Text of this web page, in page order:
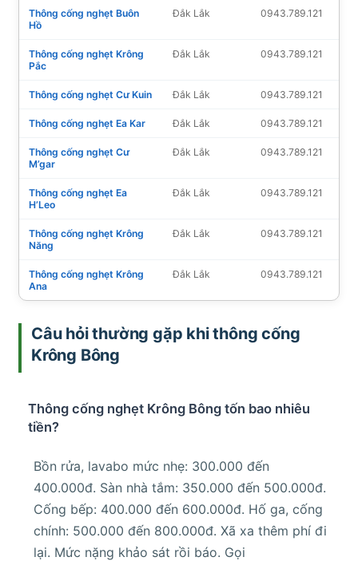
Thông cống nghẹt Buôn
Hồ
Đắk Lắk 0943.789.121
Thông cống nghẹt Krông
Pắc
Đắk Lắk 0943.789.121
Thông cống nghẹt Cư Kuin Đắk Lắk 0943.789.121
Thông cống nghẹt Ea Kar Đắk Lắk 0943.789.121
Thông cống nghẹt Cư
M’gar
Đắk Lắk 0943.789.121
Thông cống nghẹt Ea
H’Leo
Đắk Lắk 0943.789.121
Thông cống nghẹt Krông
Năng
Đắk Lắk 0943.789.121
Thông cống nghẹt Krông
Ana
Đắk Lắk 0943.789.121
Câu hỏi thường gặp khi thông cống
Krông Bông
Thông cống nghẹt Krông Bông tốn bao nhiêu
tiền?
Bồn rửa, lavabo mức nhẹ: 300.000 đến
400.000đ. Sàn nhà tắm: 350.000 đến 500.000đ.
Cống bếp: 400.000 đến 600.000đ. Hố ga, cống
chính: 500.000 đến 800.000đ. Xã xa thêm phí đi
lại. Mức nặng khảo sát rồi báo. Gọi